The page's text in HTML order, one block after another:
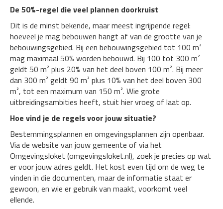
De 50%-regel die veel plannen doorkruist
Dit is de minst bekende, maar meest ingrijpende regel:
hoeveel je mag bebouwen hangt af van de grootte van je
bebouwingsgebied. Bij een bebouwingsgebied tot 100 m²
mag maximaal 50% worden bebouwd. Bij 100 tot 300 m²
geldt 50 m² plus 20% van het deel boven 100 m². Bij meer
dan 300 m² geldt 90 m² plus 10% van het deel boven 300
m², tot een maximum van 150 m². Wie grote
uitbreidingsambities heeft, stuit hier vroeg of laat op.
Hoe vind je de regels voor jouw situatie?
Bestemmingsplannen en omgevingsplannen zijn openbaar.
Via de website van jouw gemeente of via het
Omgevingsloket (omgevingsloket.nl), zoek je precies op wat
er voor jouw adres geldt. Het kost even tijd om de weg te
vinden in die documenten, maar de informatie staat er
gewoon, en wie er gebruik van maakt, voorkomt veel
ellende.